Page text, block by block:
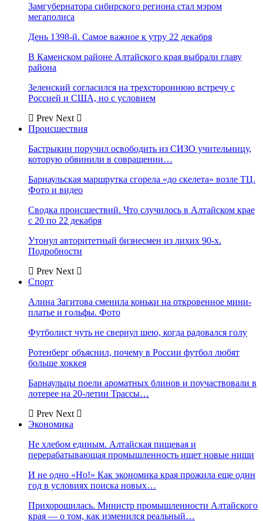
Замгубернатора сибирского региона стал мэром
мегаполиса
День 1398-й. Самое важное к утру 22 декабря
В Каменском районе Алтайского края выбрали главу
района
Зеленский согласился на трехстороннюю встречу с
Россией и США, но с условием
Prev Next
Происшествия
Бастрыкин поручил освободить из СИЗО учительницу,
которую обвинили в совращении…
Барнаульская маршрутка сгорела «до скелета» возле ТЦ.
Фото и видео
Сводка происшествий. Что случилось в Алтайском крае
с 20 по 22 декабря
Утонул авторитетный бизнесмен из лихих 90-х.
Подробности
Prev Next
Спорт
Алина Загитова сменила коньки на откровенное мини-
платье и гольфы. Фото
Футболист чуть не свернул шею, когда радовался голу
Ротенберг объяснил, почему в России футбол любят
больше хоккея
Барнаульцы поели ароматных блинов и поучаствовали в
лотерее на 20-летии Трассы…
Prev Next
Экономика
Не хлебом единым. Алтайская пищевая и
перерабатывающая промышленность ищет новые ниши
И не одно «Но!» Как экономика края прожила еще один
год в условиях поиска новых…
Прихорошилась. Министр промышленности Алтайского
края — о том, как изменился реальный…